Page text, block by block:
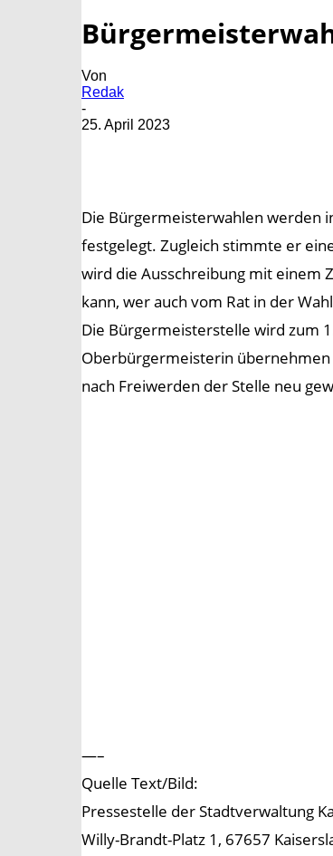
Von
Redak
-
25. April 2023
Die Bürgermeisterwahlen werden
festgelegt. Zugleich stimmte er
wird die Ausschreibung mit einem
kann, wer auch vom Rat in der
Die Bürgermeisterstelle wird zum
Oberbürgermeisterin
nach Freiwerden der Stelle neu
—–
Quelle Text/Bild:
Pressestelle der Stadtverwaltung
Willy-Brandt-Platz 1, 67657